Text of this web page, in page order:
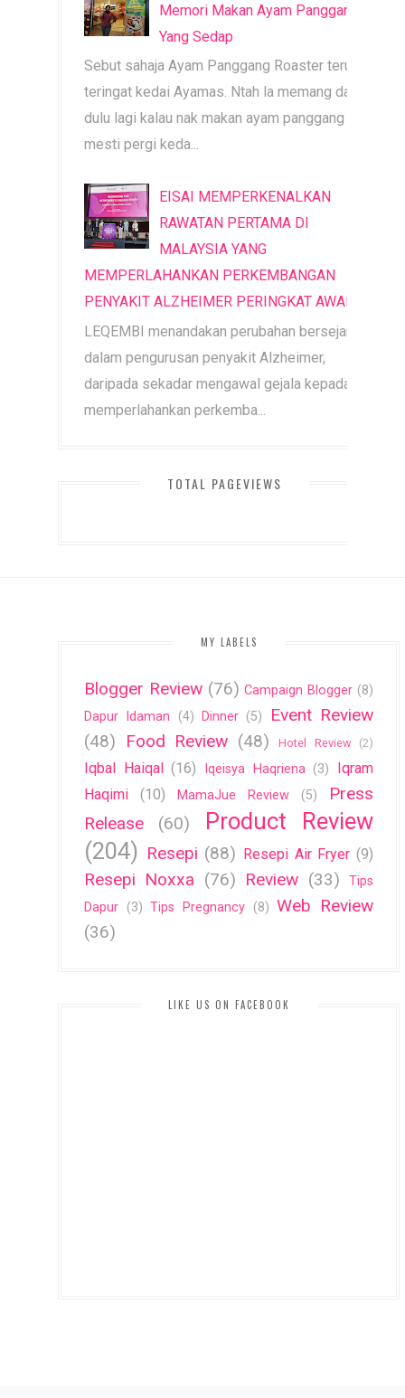
Memori Makan Ayam Panggang
Yang Sedap
Sebut sahaja Ayam Panggang Roaster terus
teringat kedai Ayamas. Ntah la memang dari
dulu lagi kalau nak makan ayam panggang
mesti pergi keda...
EISAI MEMPERKENALKAN
RAWATAN PERTAMA DI
MALAYSIA YANG
MEMPERLAHANKAN PERKEMBANGAN
PENYAKIT ALZHEIMER PERINGKAT AWAL
LEQEMBI menandakan perubahan bersejarah
dalam pengurusan penyakit Alzheimer,
daripada sekadar mengawal gejala kepada
memperlahankan perkemba...
TOTAL PAGEVIEWS
MY LABELS
Blogger Review (76) Campaign Blogger (8)
Dapur Idaman
(4) Dinner (5)
Event Review
(48)
Food Review (48) Hotel Review (2)
Iqbal Haiqal (16) Iqeisya Haqriena (3)
Iqram
Haqimi
(10) MamaJue Review (5)
Press
Release
(60)
Product Review
(204) Resepi (88) Resepi Air Fryer (9)
Resepi Noxxa (76) Review (33)
Tips
Dapur (3) Tips Pregnancy (8) Web Review
(36)
LIKE US ON FACEBOOK